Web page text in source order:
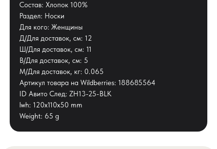
Состав: Хлопок 100%
Раздел: Носки
Для кого: Женщины
Д/Для доставок, см: 12
Ш/Для доставок, см: 11
В/Для доставок, см: 5
М/Для доставок, кг: 0.065
Артикул товара на Wildberries: 188685564
ID Авито След: ZH13-25-BLK
lwh: 120x110x50 mm
Weight: 65 g